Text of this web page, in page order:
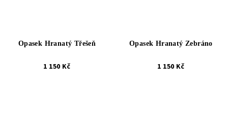
Opasek Hranatý Třešeň
1 150 Kč
Opasek Hranatý Zebráno
1 150 Kč